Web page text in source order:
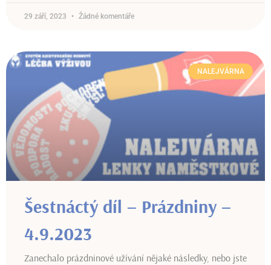
29 září, 2023 Žádné komentáře
NALEJVÁRNA
Šestnáctý díl – Prázdniny –
4.9.2023
Zanechalo prázdninové užívání nějaké následky, nebo jste